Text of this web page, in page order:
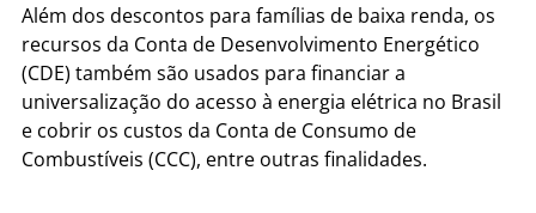
Além dos descontos para famílias de baixa renda, os
recursos da Conta de Desenvolvimento Energético
(CDE) também são usados para financiar a
universalização do acesso à energia elétrica no Brasil
e cobrir os custos da Conta de Consumo de
Combustíveis (CCC), entre outras finalidades.